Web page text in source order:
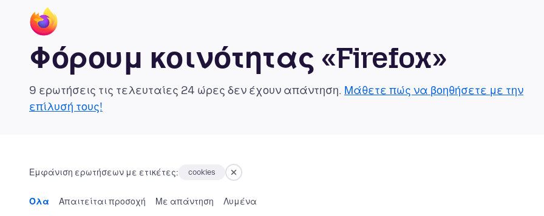
Φόρουμ κοινότητας «Firefox»
9 ερωτήσεις τις τελευταίες 24 ώρες δεν έχουν απάντηση. Μάθετε πώς να βοηθήσετε με την
επίλυσή τους!
Εμφάνιση ερωτήσεων με ετικέτες: cookies
Όλα Απαιτείται προσοχή Με απάντηση Λυμένα